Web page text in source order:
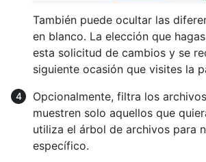
También puede ocultar las
en blanco. La elección que
esta solicitud de cambios y se
siguiente ocasión que visites la
Opcionalmente, filtra los
muestren solo aquellos que
utiliza el árbol de archivos para
específico.